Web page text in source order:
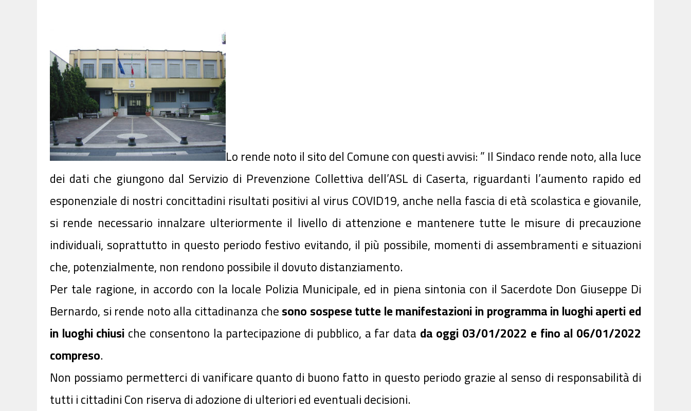
Lo rende noto il sito del Comune con questi avvisi:” Il Sindaco rende noto, alla luce
dei dati che giungono dal Servizio di Prevenzione Collettiva dell’ASL di Caserta, riguardanti l’aumento rapido ed
esponenziale di nostri concittadini risultati positivi al virus COVID19, anche nella fascia di età scolastica e giovanile,
si rende necessario innalzare ulteriormente il livello di attenzione e mantenere tutte le misure di precauzione
individuali, soprattutto in questo periodo festivo evitando, il più possibile, momenti di assembramenti e situazioni
che, potenzialmente, non rendono possibile il dovuto distanziamento.
Per tale ragione, in accordo con la locale Polizia Municipale, ed in piena sintonia con il Sacerdote Don Giuseppe Di
Bernardo, si rende noto alla cittadinanza chesono sospese tutte le manifestazioni in programma in luoghi aperti ed
in luoghi chiusiche consentono la partecipazione di pubblico, a far data da oggi 03/01/2022 e fino al 06/01/2022
compreso.
Non possiamo permetterci di vanificare quanto di buono fatto in questo periodo grazie al senso di responsabilità di
tutti i cittadini Con riserva di adozione di ulteriori ed eventuali decisioni.